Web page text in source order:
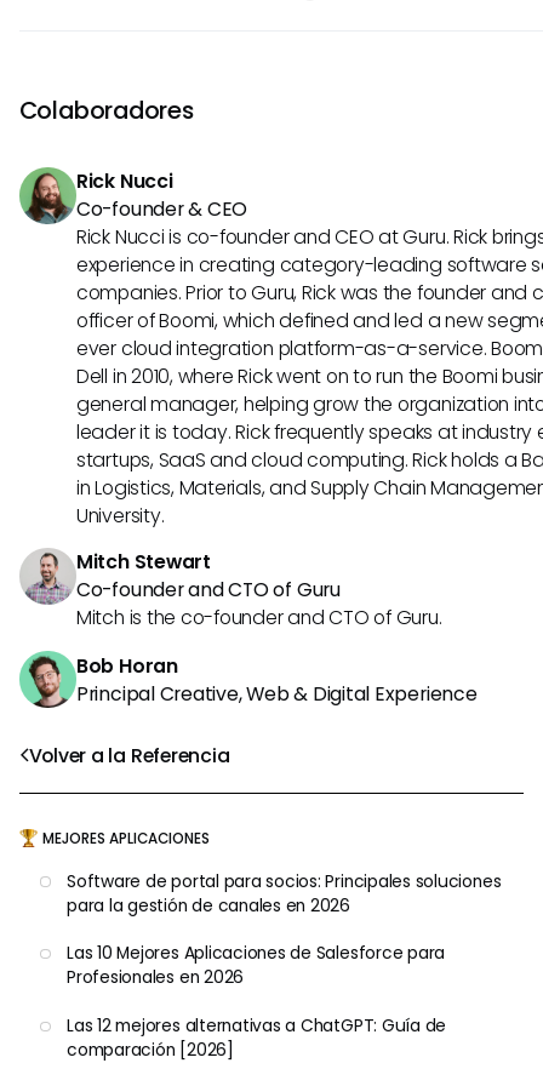
Volver a la Referencia
MEJORES APLICACIONES
Software de portal para socios: Principales soluciones
para la gestión de canales en 2026
Las 10 Mejores Aplicaciones de Salesforce para
Profesionales en 2026
Las 12 mejores alternativas a ChatGPT: Guía de
comparación [2026]
implementar iniciativas de cambio de manera efectiva.
Colaboradores
Rick Nucci
Co-founder & CEO
Rick Nucci is co-founder and CEO at Guru. Rick
experience in creating category-leading software
companies. Prior to Guru, Rick was the founder and
officer of Boomi, which defined and led a new
ever cloud integration platform-as-a-service.
Dell in 2010, where Rick went on to run the Boomi
general manager, helping grow the organization
leader it is today. Rick frequently speaks at
startups, SaaS and cloud computing. Rick holds a
in Logistics, Materials, and Supply Chain
University.
Mitch Stewart
Co-founder and CTO of Guru
Mitch is the co-founder and CTO of Guru.
Bob Horan
Principal Creative, Web & Digital Experience